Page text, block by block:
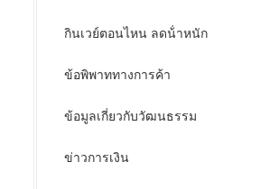
กินเวย์ตอนไหน ลดน้ําหนัก
ข้อพิพาททางการค้า
ข้อมูลเกี่ยวกับวัฒนธรรม
ข่าวการเงิน